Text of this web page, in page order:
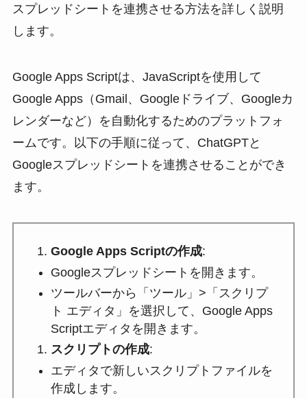
スプレッドシートを連携させる方法を詳しく説明
します。
Google Apps Scriptは、JavaScriptを使用して
Google Apps（Gmail、Googleドライブ、Googleカ
レンダーなど）を自動化するためのプラットフォ
ームです。以下の手順に従って、ChatGPTと
Googleスプレッドシートを連携させることができ
ます。
Google Apps Scriptの作成:
Googleスプレッドシートを開きます。
ツールバーから「ツール」>「スクリプ
ト エディタ」を選択して、Google Apps
Scriptエディタを開きます。
スクリプトの作成:
エディタで新しいスクリプトファイルを
作成します。